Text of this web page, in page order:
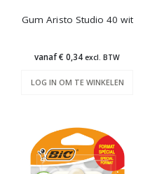
Gum Aristo Studio 40 wit
vanaf € 0,34excl. BTW
LOG IN OM TE WINKELEN